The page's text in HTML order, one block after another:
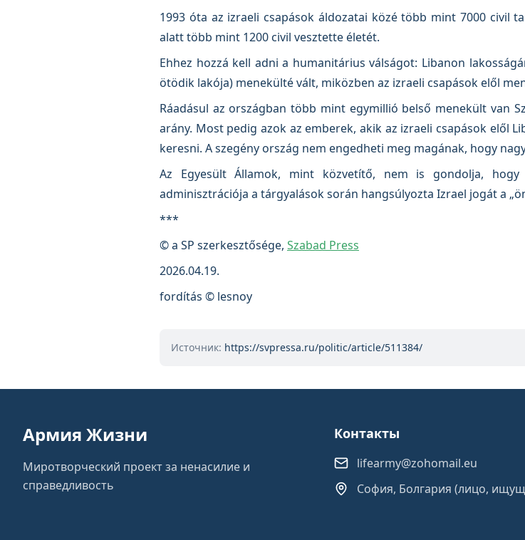
1993 óta az izraeli csapások áldozatai közé több mint 7000 civil
alatt több mint 1200 civil vesztette életét.
Ehhez hozzá kell adni a humanitárius válságot: Libanon
ötödik lakója) menekülté vált, miközben az izraeli csapások elől
Ráadásul az országban több mint egymillió belső menekült van
arány. Most pedig azok az emberek, akik az izraeli csapások elől
keresni. A szegény ország nem engedheti meg magának, hogy
Az Egyesült Államok, mint közvetítő, nem is gondolja,
adminisztrációja a tárgyalások során hangsúlyozta Izrael jogát a
***
© a SP szerkesztősége, Szabad Press
2026.04.19.
fordítás © lesnoy
Источник: https://svpressa.ru/politic/article/511384/
Армия Жизни
Миротворческий проект за ненасилие и
справедливость
Контакты
lifearmy@zohomail.eu
София, Болгария (лицо,